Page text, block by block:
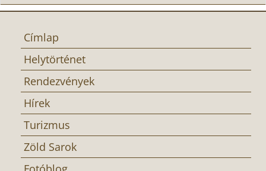
Címlap
Helytörténet
Rendezvények
Hírek
Turizmus
Zöld Sarok